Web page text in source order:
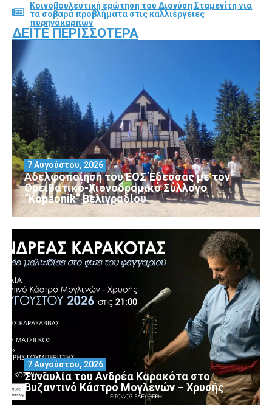
Κοινοβουλευτική ερώτηση του Διονύση Σταμενίτη για
τα σοβαρά προβλήματα στις καλλιέργειες
πυρηνόκαρπων
ΔΕΊΤΕ ΠΕΡΙΣΣΌΤΕΡΑ
Αδελφοποίηση του ΕΟΣ Έδεσσας με τον
Ορειβατικό-Χιονοδρομικό Σύλλογο
“Kopaonik” Βελιγραδίου
7 Αυγούστου, 2026
Συναυλία του Ανδρέα Καρακότα στο
Βυζαντινό Κάστρο Μογλενών – Χρυσής
7 Αυγούστου, 2026